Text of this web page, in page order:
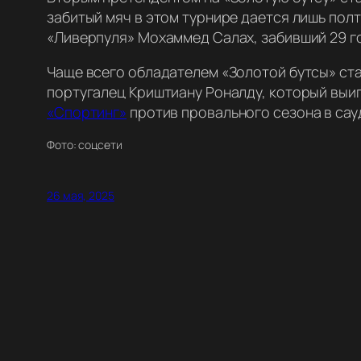
забитый мяч в этом турнире дается лишь
«Ливерпуля» Мохаммед Салах, забивший 29
Чаще всего обладателем «Золотой бутсы»
португалец Криштиану Роналду, который
«Спортинг» против провального сезона в
Фото: соцсети
26 мая, 2025